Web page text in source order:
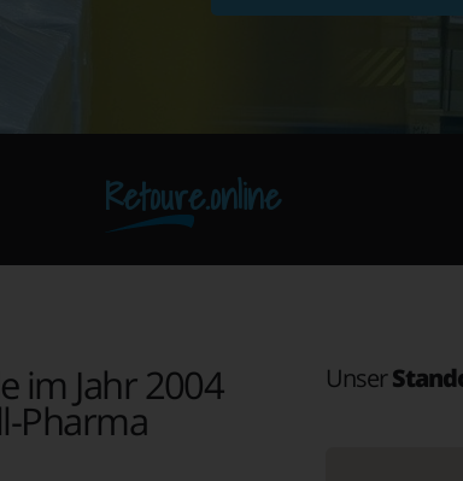
Retoure.online
im Jahr 2004
Pharma
Unser